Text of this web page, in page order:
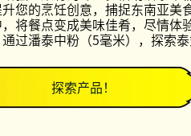
您的烹饪创意，捕捉东南亚美
将餐点变成美味佳肴，尽情体
过潘泰中粉（5毫米），探索
探索产品！